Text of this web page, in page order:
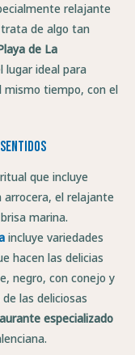
relajante
de algo tan
laya de La
lugar ideal para
mismo tiempo, con el
que incluye
arrocera, el relajante
marina.
incluye variedades
hacen las delicias
negro, con conejo y
las deliciosas
especializado